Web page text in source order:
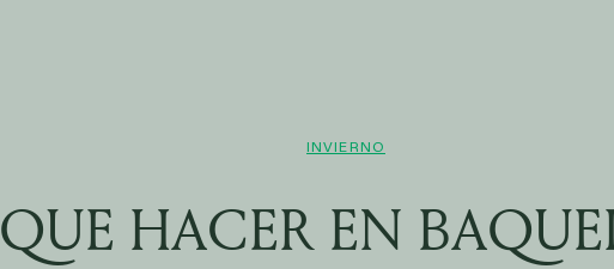
INVIERNO
QUE HACER EN